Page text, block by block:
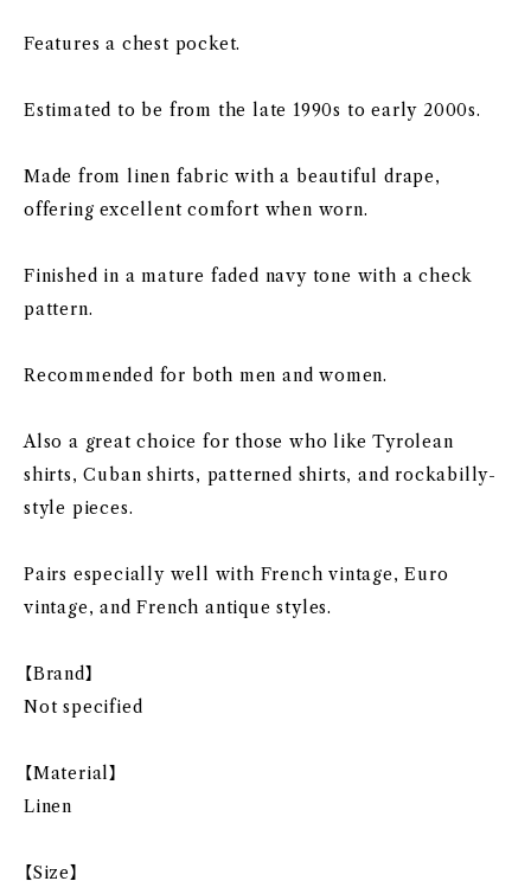
Features a chest pocket.
Estimated to be from the late 1990s to early 2000s.
Made from linen fabric with a beautiful drape,
offering excellent comfort when worn.
Finished in a mature faded navy tone with a check
pattern.
Recommended for both men and women.
Also a great choice for those who like Tyrolean
shirts, Cuban shirts, patterned shirts, and rockabilly-
style pieces.
Pairs especially well with French vintage, Euro
vintage, and French antique styles.
【Brand】
Not specified
【Material】
Linen
【Size】